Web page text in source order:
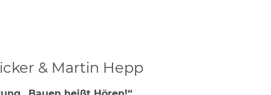
& Martin Hepp